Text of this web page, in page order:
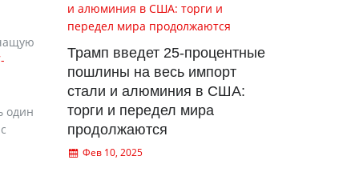
один
Трамп введет 25-процентные
пошлины на весь импорт
стали и алюминия в США:
торги и передел мира
продолжаются
Фев 10, 2025